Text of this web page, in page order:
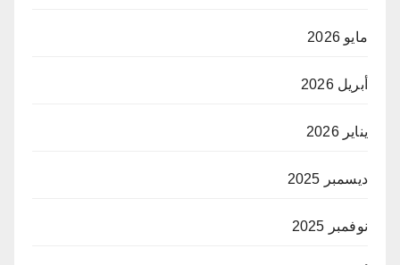
مايو 2026
أبريل 2026
يناير 2026
ديسمبر 2025
نوفمبر 2025